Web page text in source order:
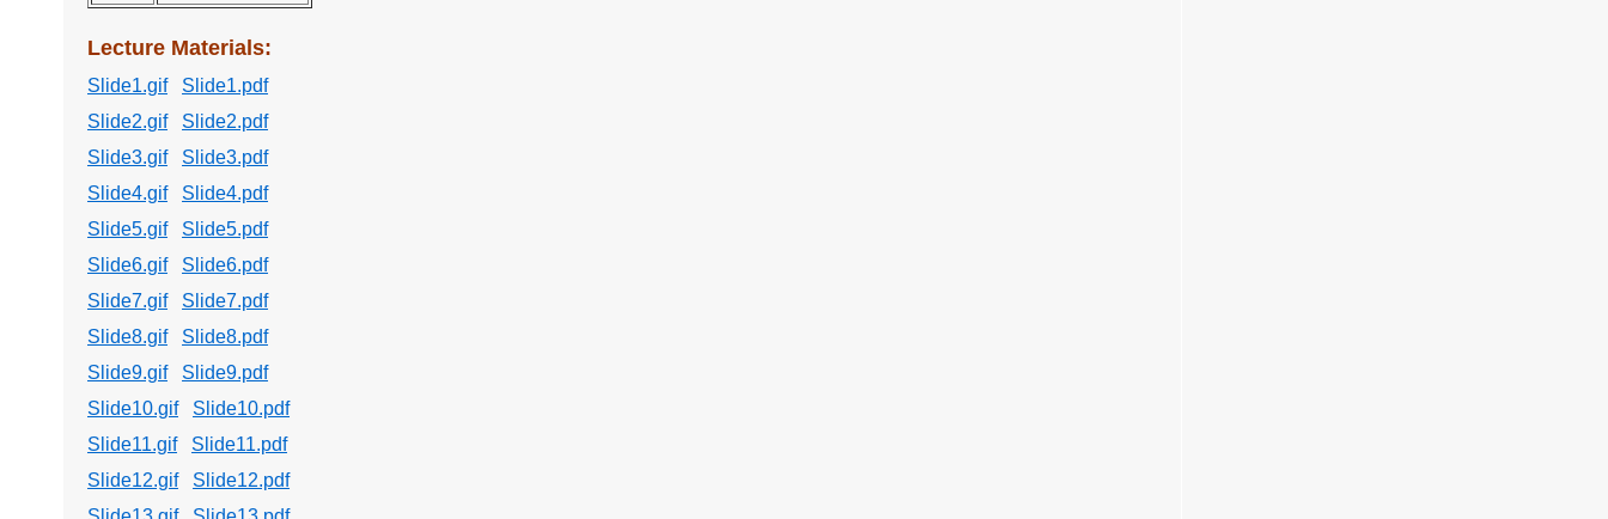
Lecture Materials:
Slide1.gif
Slide1.pdf
Slide2.gif
Slide2.pdf
Slide3.gif
Slide3.pdf
Slide4.gif
Slide4.pdf
Slide5.gif
Slide5.pdf
Slide6.gif
Slide6.pdf
Slide7.gif
Slide7.pdf
Slide8.gif
Slide8.pdf
Slide9.gif
Slide9.pdf
Slide10.gif
Slide10.pdf
Slide11.gif
Slide11.pdf
Slide12.gif
Slide12.pdf